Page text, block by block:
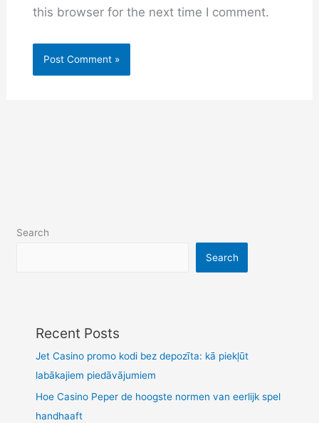
this browser for the next time I comment.
Search
Search
Recent Posts
Jet Casino promo kodi bez depozīta: kā piekļūt
labākajiem piedāvājumiem
Hoe Casino Peper de hoogste normen van eerlijk spel
handhaaft